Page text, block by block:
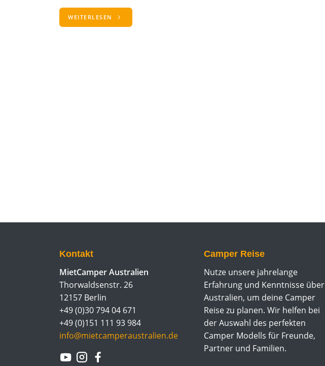
WEITERLESEN
Kontakt
MietCamper Australien
Thorwaldsenstr. 26
12157 Berlin
+49 (0)30 794 04 671
+49 (0)151 111 93 984
info@mietcamperaustralien.de
Camper Reise
Nutze unsere jahrelange
Erfahrung und Kenntnisse über
Australien, um deine Camper
Reise zu planen. Wir helfen bei
der Auswahl des perfekten
Camper Modells für Freunde,
Partner und Familien.